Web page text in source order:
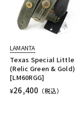
LAMANTA
Texas Special Little
(Relic Green & Gold)
[LM60RGG]
¥26,400 （税込）